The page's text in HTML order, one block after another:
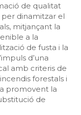
de qualitat
dinamitzar el
mitjançant la
a la
de fusta i la
d’una
amb criteris de
forestals i
promovent la
de